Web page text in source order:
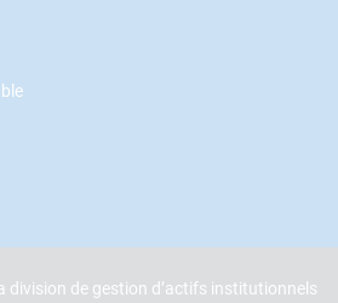
division de gestion d’actifs institutionnels